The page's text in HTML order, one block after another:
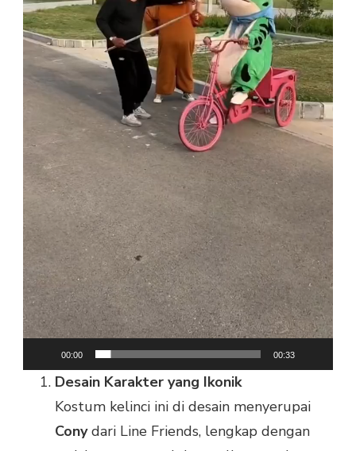
00:00 00:33
Desain Karakter yang Ikonik
Kostum kelinci ini di desain menyerupai
Conydari Line Friends, lengkap dengan